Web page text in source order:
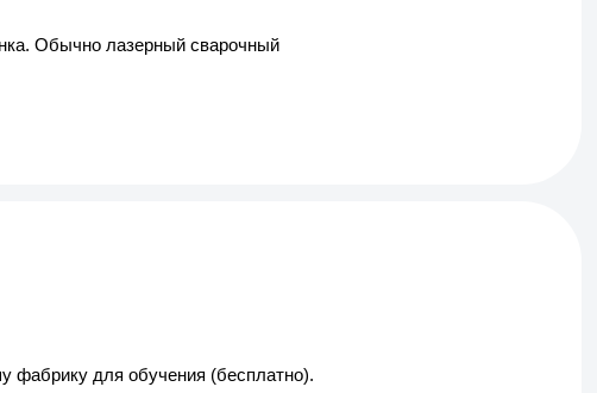
Обычно лазерный сварочный
фабрику для обучения (бесплатно).